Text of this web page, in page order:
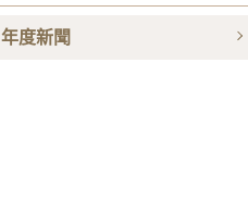
年度新聞